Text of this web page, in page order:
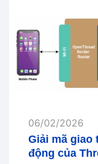
Giải mã giao
động của
06/02/2026